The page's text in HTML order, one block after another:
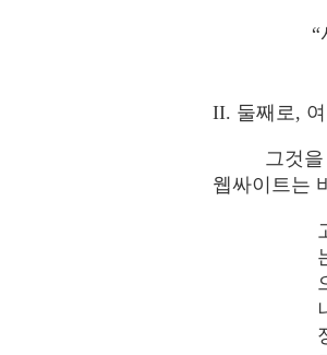
II. 둘째로,
그것
웹싸이트는